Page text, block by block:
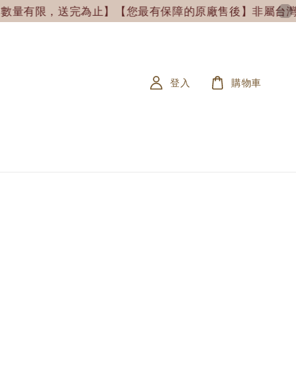
有限，送完為止】【您最有保障的原廠售後】非屬台灣
登入 購物車